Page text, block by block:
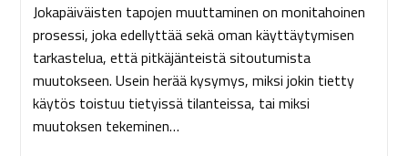
Jokapäiväisten tapojen muuttaminen on monitahoinen
prosessi, joka edellyttää sekä oman käyttäytymisen
tarkastelua, että pitkäjänteistä sitoutumista
muutokseen. Usein herää kysymys, miksi jokin tietty
käytös toistuu tietyissä tilanteissa, tai miksi
muutoksen tekeminen…